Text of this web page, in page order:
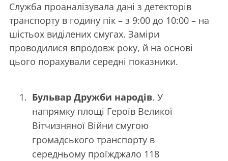
Служба проаналізувала дані з детекторів
транспорту в годину пік – з 9:00 до 10:00 – на
шістьох виділених смугах. Заміри
проводилися впродовж року, й на основі
цього порахували середні показники.
Бульвар Дружби народів. У
напрямку площі Героїв Великої
Вітчизняної Війни смугою
громадського транспорту в
середньому проїжджало 118